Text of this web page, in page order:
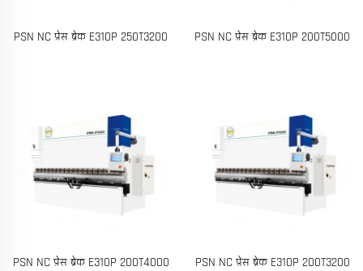
PSN NC प्रेस ब्रेक E310P 250T3200 PSN NC प्रेस ब्रेक E310P 200T5000
PSN NC प्रेस ब्रेक E310P 200T4000 PSN NC प्रेस ब्रेक E310P 200T3200